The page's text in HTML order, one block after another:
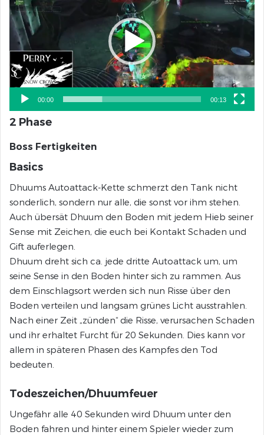
00:00 00:13
2 Phase
Boss Fertigkeiten
Basics
Dhuums Autoattack-Kette schmerzt den Tank nicht
sonderlich, sondern nur alle, die sonst vor ihm stehen.
Auch übersät Dhuum den Boden mit jedem Hieb seiner
Sense mit Zeichen, die euch bei Kontakt Schaden und
Gift auferlegen.
Dhuum dreht sich ca. jede dritte Autoattack um, um
seine Sense in den Boden hinter sich zu rammen. Aus
dem Einschlagsort werden sich nun Risse über den
Boden verteilen und langsam grünes Licht ausstrahlen.
Nach einer Zeit „zünden“ die Risse, verursachen Schaden
und ihr erhaltet Furcht für 20 Sekunden. Dies kann vor
allem in späteren Phasen des Kampfes den Tod
bedeuten.
Todeszeichen/Dhuumfeuer
Ungefähr alle 40 Sekunden wird Dhuum unter den
Boden fahren und hinter einem Spieler wieder zum